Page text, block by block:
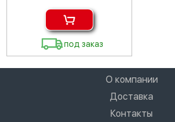
под заказ
О компании
Доставка
Контакты